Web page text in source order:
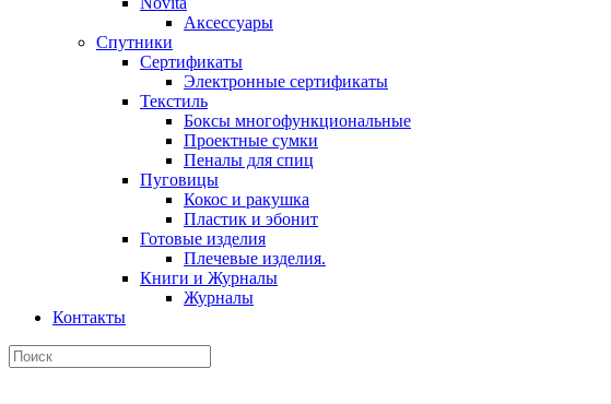
Аксессуары
Спутники
Сертификаты
Электронные сертификаты
Текстиль
Боксы многофункциональные
Проектные сумки
Пеналы для спиц
Пуговицы
Кокос и ракушка
Пластик и эбонит
Готовые изделия
Плечевые изделия.
Книги и Журналы
Журналы
Контакты